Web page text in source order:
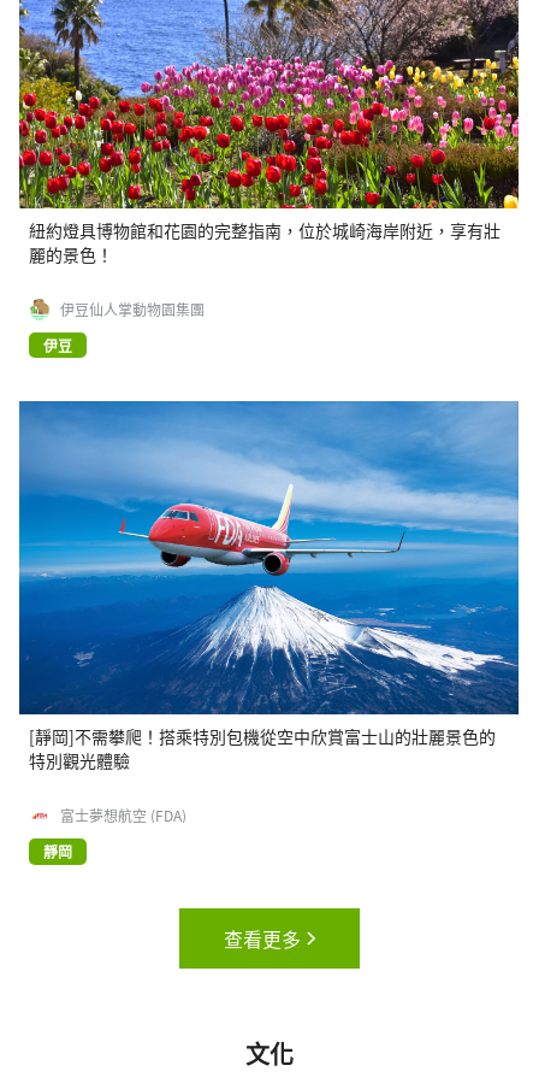
紐約燈具博物館和花園的完整指南，位於城崎海岸附近，享有壯
麗的景色！
伊豆仙人掌動物園集團
伊豆
[靜岡]不需攀爬！搭乘特別包機從空中欣賞富士山的壯麗景色的
特別觀光體驗
富士夢想航空 (FDA)
靜岡
查看更多
文化